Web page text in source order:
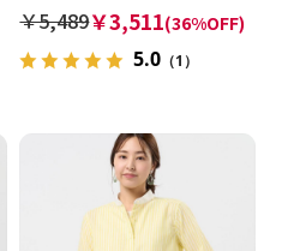
袖 綿100% レディース
￥5,489￥3,511(36%OFF)
5.0 （1）